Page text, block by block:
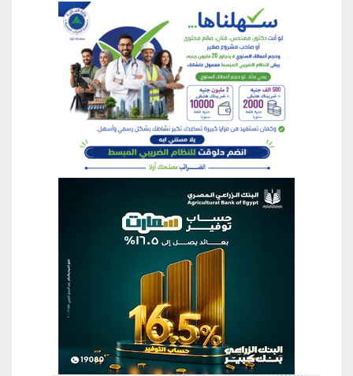
منطقة إعلانية
منطقة إعلانية